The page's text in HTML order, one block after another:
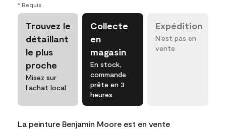
* Requis
Trouvez le
détaillant
le plus
proche
Misez sur
l’achat local
Collecte
en
magasin
En stock,
commande
prête en 3
heures
Expédition
N’est pas en
vente
La peinture Benjamin Moore est en vente